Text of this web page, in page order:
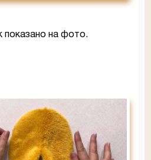
показано на фото.